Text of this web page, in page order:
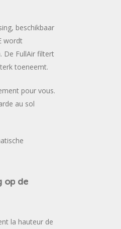
beschikbaar
wordt
De FullAir filtert
toeneemt.
pour vous.
au sol
op de
la hauteur de